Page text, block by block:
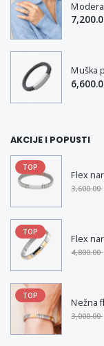
Muška
AKCIJE I POPUSTI
TOP
Flex
3,600.00
TOP
Flex
4,800.00
TOP
3,000.00